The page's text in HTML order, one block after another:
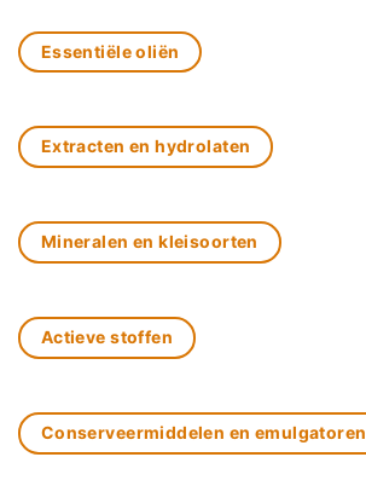
Essentiële oliën
Extracten en hydrolaten
Mineralen en kleisoorten
Actieve stoffen
Conserveermiddelen en emulgatoren